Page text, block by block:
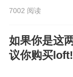
7002 阅读
如果你是这
议你购买loft!